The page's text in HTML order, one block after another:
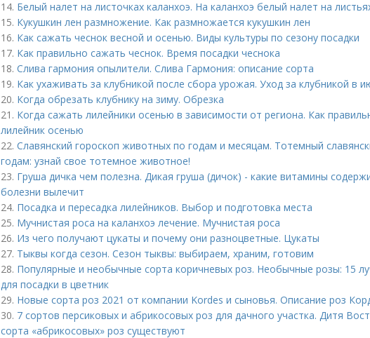
14. Белый налет на листочках каланхоэ. На каланхоэ белый налет на
15. Кукушкин лен размножение. Как размножается кукушкин лен
16. Как сажать чеснок весной и осенью. Виды культуры по сезону посадки
17. Как правильно сажать чеснок. Время посадки чеснока
18. Слива гармония опылители. Слива Гармония: описание сорта
19. Как ухаживать за клубникой после сбора урожая. Уход за клубникой в
20. Когда обрезать клубнику на зиму. Обрезка
21. Когда сажать лилейники осенью в зависимости от региона. Как
лилейник осенью
22. Славянский гороскоп животных по годам и месяцам. Тотемный
годам: узнай свое тотемное животное!
23. Груша дичка чем полезна. Дикая груша (дичок) - какие витамины
болезни вылечит
24. Посадка и пересадка лилейников. Выбор и подготовка места
25. Мучнистая роса на каланхоэ лечение. Мучнистая роса
26. Из чего получают цукаты и почему они разноцветные. Цукаты
27. Тыквы когда сезон. Сезон тыквы: выбираем, храним, готовим
28. Популярные и необычные сорта коричневых роз. Необычные розы: 15
для посадки в цветник
29. Новые сорта роз 2021 от компании Kordes и сыновья. Описание роз
30. 7 сортов персиковых и абрикосовых роз для дачного участка. Дитя
сорта «абрикосовых» роз существуют